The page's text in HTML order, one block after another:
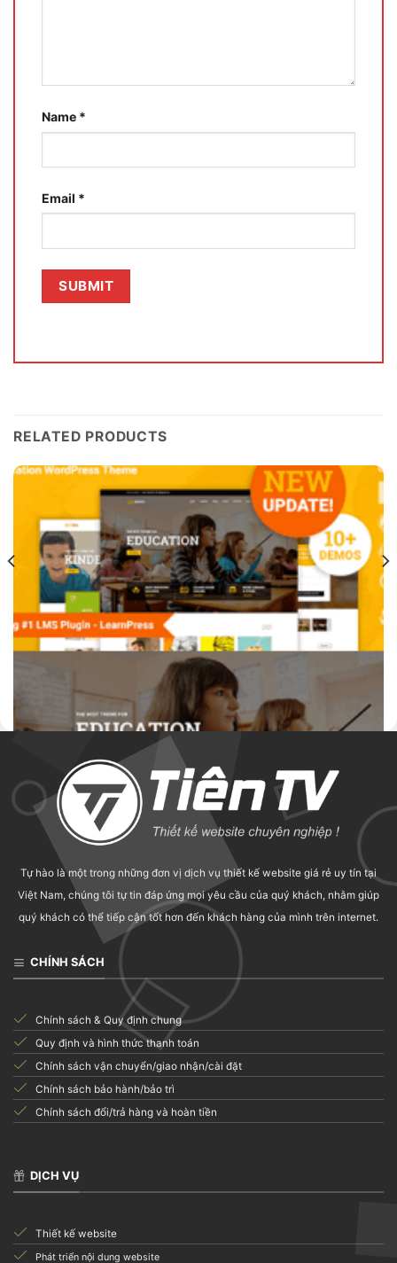
Name *
Email *
RELATED PRODUCTS
THEMEFOREST
Education WordPress Theme | Eduma
40.000
Tự hào là một trong những đơn vị dịch vụ thiết kế website giá rẻ uy tín tại
Việt Nam, chúng tôi tự tin đáp ứng mọi yêu cầu của quý khách, nhằm giúp
quý khách có thể tiếp cận tốt hơn đến khách hàng của mình trên internet.
CHÍNH SÁCH
Chính sách & Quy định chung
Quy định và hình thức thanh toán
Chính sách vận chuyển/giao nhận/cài đặt
Chính sách bảo hành/bảo trì
Chính sách đổi/trả hàng và hoàn tiền
DỊCH VỤ
Thiết kế website
Phát triển nội dung website